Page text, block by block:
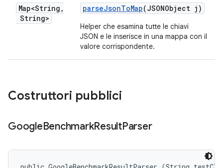
Map<String ,
String>
parseJsonToMap(JSONObject j)
Helper che esamina tutte le chiavi
JSON e le inserisce in una mappa con il
valore corrispondente.
Costruttori pubblici
GoogleBenchmarkResultParser